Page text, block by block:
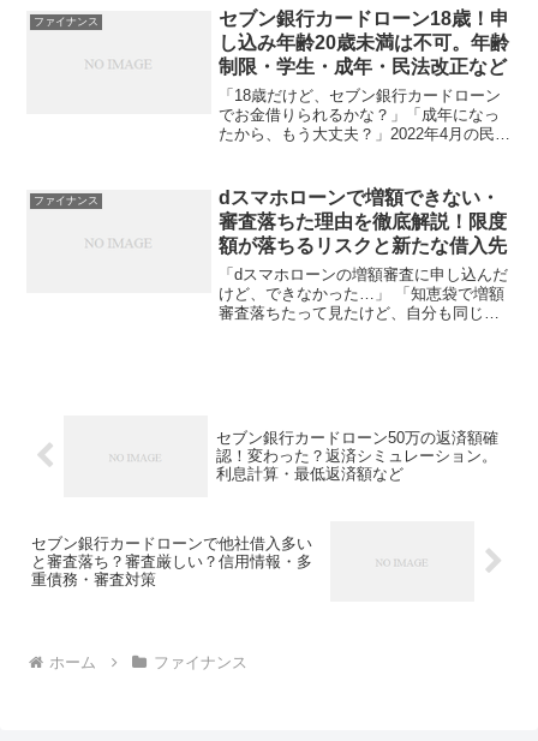
んだらいいか迷ってしまいますよね。特
に中小消費者金融はCMな...
ファイナンス
セブン銀行カードローン18歳！申
し込み年齢20歳未満は不可。年齢
制限・学生・成年・民法改正など
「18歳だけど、セブン銀行カードローン
でお金借りられるかな？」「成年になっ
たから、もう大丈夫？」2022年4月の民法
ついては、依然として「20歳以上」とい
う年齢制限を...
ファイナンス
dスマホローンで増額できない・
審査落ちた理由を徹底解説！限度
額が落ちるリスクと新たな借入先
「dスマホローンの増額審査に申し込んだ
けど、できなかった…」 「知恵袋で増額
審査落ちたって見たけど、自分も同じ理
セブン銀行カードローン50万の返済額確
認！変わった？返済シミュレーション。
利息計算・最低返済額など
セブン銀行カードローンで他社借入多い
と審査落ち？審査厳しい？信用情報・多
重債務・審査対策
ホーム ファイナンス